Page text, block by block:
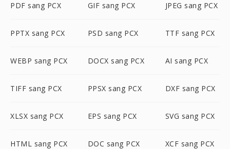
PDF sang PCX GIF sang PCX JPEG sang PCX
PPTX sang PCX PSD sang PCX TTF sang PCX
WEBP sang PCX DOCX sang PCX AI sang PCX
TIFF sang PCX PPSX sang PCX DXF sang PCX
XLSX sang PCX EPS sang PCX SVG sang PCX
HTML sang PCX DOC sang PCX XCF sang PCX